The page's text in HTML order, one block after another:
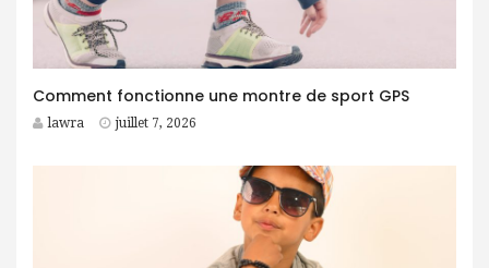
Comment fonctionne une montre de sport GPS
lawra juillet 7, 2026